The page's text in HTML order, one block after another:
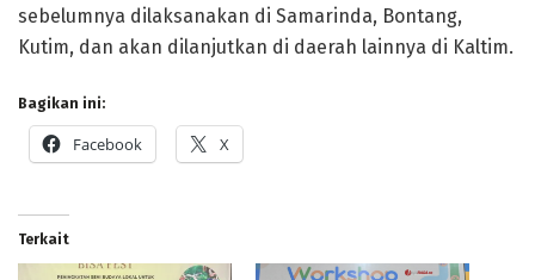
sebelumnya dilaksanakan di Samarinda, Bontang,
Kutim, dan akan dilanjutkan di daerah lainnya di Kaltim.
Bagikan ini:
Facebook X
Terkait